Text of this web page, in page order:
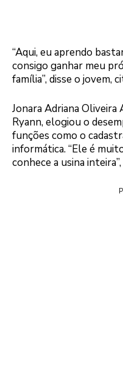
“Aqui, eu aprendo
consigo ganhar meu
família”, disse o jovem,
Jonara Adriana
Ryann, elogiou o
funções como o
informática. “Ele é
conhece a usina